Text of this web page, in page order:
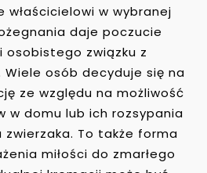
w wybranej
daje poczucie
osobistego związku z
osób decyduje się na
ze względu na możliwość
w domu lub ich rozsypania
zwierzaka. To także forma
miłości do zmarłego